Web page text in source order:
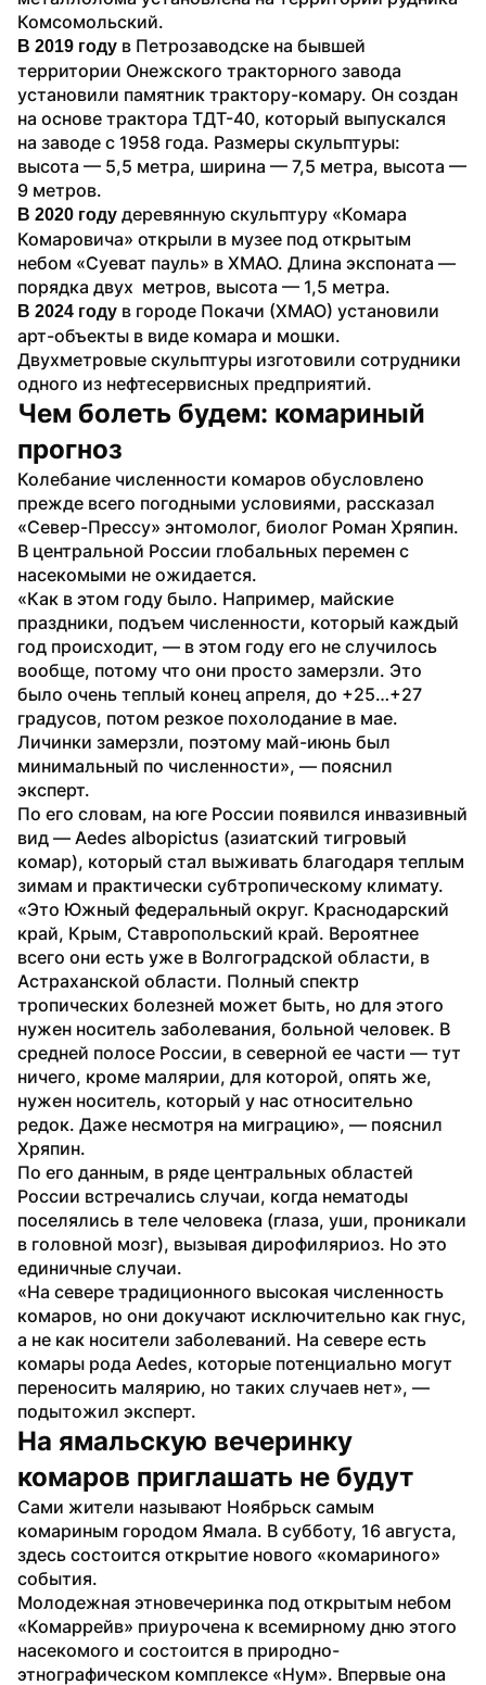
Комсомольский.
В 2019 году в Петрозаводске на бывшей
территории Онежского тракторного завода
установили памятник трактору-комару. Он создан
на основе трактора ТДТ-40, который выпускался
на заводе с 1958 года. Размеры скульптуры:
высота — 5,5 метра, ширина — 7,5 метра, высота —
9 метров.
В 2020 году деревянную скульптуру «Комара
Комаровича» открыли в музее под открытым
небом «Суеват пауль» в ХМАО. Длина экспоната —
порядка двух  метров, высота — 1,5 метра.
В 2024 году в городе Покачи (ХМАО) установили
арт-объекты в виде комара и мошки.
Двухметровые скульптуры изготовили сотрудники
одного из нефтесервисных предприятий.
Чем болеть будем: комариный
прогноз
Колебание численности комаров обусловлено
прежде всего погодными условиями, рассказал
«Север-Прессу» энтомолог, биолог Роман Хряпин.
В центральной России глобальных перемен с
насекомыми не ожидается.
«Как в этом году было. Например, майские
праздники, подъем численности, который каждый
год происходит, — в этом году его не случилось
вообще, потому что они просто замерзли. Это
было очень теплый конец апреля, до +25…+27
градусов, потом резкое похолодание в мае.
Личинки замерзли, поэтому май-июнь был
минимальный по численности», — пояснил
эксперт.
По его словам, на юге России появился инвазивный
вид — Aedes albopictus (азиатский тигровый
комар), который стал выживать благодаря теплым
зимам и практически субтропическому климату.
«Это Южный федеральный округ. Краснодарский
край, Крым, Ставропольский край. Вероятнее
всего они есть уже в Волгоградской области, в
Астраханской области. Полный спектр
тропических болезней может быть, но для этого
нужен носитель заболевания, больной человек. В
средней полосе России, в северной ее части — тут
ничего, кроме малярии, для которой, опять же,
нужен носитель, который у нас относительно
редок. Даже несмотря на миграцию», — пояснил
Хряпин.
По его данным, в ряде центральных областей
России встречались случаи, когда нематоды
поселялись в теле человека (глаза, уши, проникали
в головной мозг), вызывая дирофиляриоз. Но это
единичные случаи.
«На севере традиционного высокая численность
комаров, но они докучают исключительно как гнус,
а не как носители заболеваний. На севере есть
комары рода Aedes, которые потенциально могут
переносить малярию, но таких случаев нет», —
подытожил эксперт.
На ямальскую вечеринку
комаров приглашать не будут
Сами жители называют Ноябрьск самым
комариным городом Ямала. В субботу, 16 августа,
здесь состоится открытие нового «комариного»
события.
Молодежная этновечеринка под открытым небом
«Комаррейв» приурочена к всемирному дню этого
насекомого и состоится в природно-